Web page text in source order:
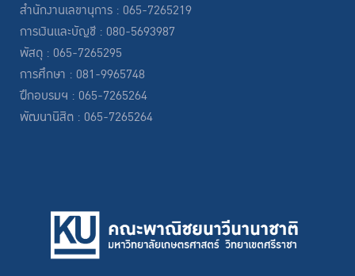
สำนักงานเลขานุการ : 065-7265219
การเงินและบัญชี : 080-5693987
พัสดุ : 065-7265295
การศึกษา : 081-9965748
ฝึกอบรมฯ : 065-7265264
พัฒนานิสิต : 065-7265264